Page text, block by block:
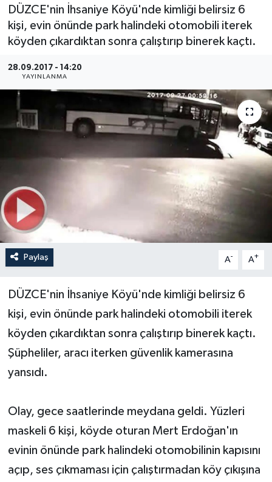
DÜZCE'nin İhsaniye Köyü'nde kimliği belirsiz 6
kişi, evin önünde park halindeki otomobili iterek
köyden çıkardıktan sonra çalıştırıp binerek kaçtı.
28.09.2017 - 14:20
YAYINLANMA
Paylaş A- A+
DÜZCE'nin İhsaniye Köyü'nde kimliği belirsiz 6
kişi, evin önünde park halindeki otomobili iterek
köyden çıkardıktan sonra çalıştırıp binerek kaçtı.
Şüpheliler, aracı iterken güvenlik kamerasına
yansıdı.
Olay, gece saatlerinde meydana geldi. Yüzleri
maskeli 6 kişi, köyde oturan Mert Erdoğan'ın
evinin önünde park halindeki otomobilinin kapısını
açıp, ses çıkmaması için çalıştırmadan köy çıkışına
Medya
Sivil Toplum
Tarım
Turizm
Yerel Yönetimler
DÜNYA